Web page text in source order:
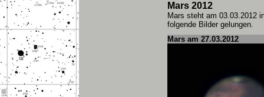
Mars 2012
Mars steht am 03.03.2012
folgende Bilder gelungen.
Mars am 27.03.2012